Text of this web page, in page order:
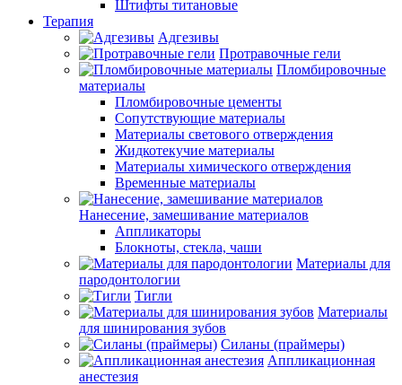
Штифты титановые
Терапия
Адгезивы
Протравочные гели
Пломбировочные
материалы
Пломбировочные цементы
Сопутствующие материалы
Материалы светового отверждения
Жидкотекучие материалы
Материалы химического отверждения
Временные материалы
Нанесение, замешивание материалов
Аппликаторы
Блокноты, стекла, чаши
Материалы для
пародонтологии
Тигли
Материалы
для шинирования зубов
Силаны (праймеры)
Аппликационная
анестезия